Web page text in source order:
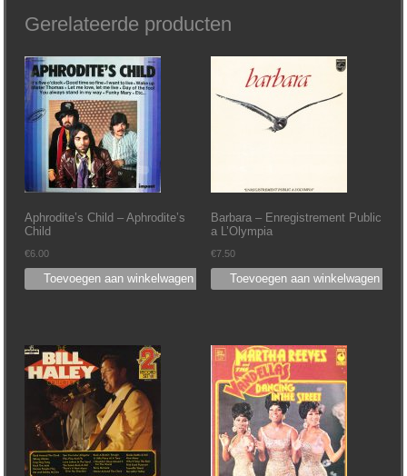
Gerelateerde producten
Aphrodite’s Child – Aphrodite’s
Child
€6.00
Toevoegen aan winkelwagen
Barbara – Enregistrement Public
a L’Olympia
€7.50
Toevoegen aan winkelwagen